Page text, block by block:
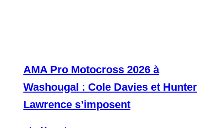
AMA Pro Motocross 2026 à
Washougal : Cole Davies et Hunter
Lawrence s’imposent